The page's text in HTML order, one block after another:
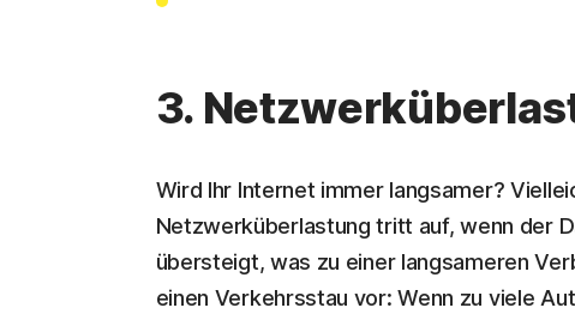
3.
Wird Ihr Internet immer langsamer?
Netzwerküberlastung tritt auf, wenn der
übersteigt, was zu einer langsameren
einen Verkehrsstau vor: Wenn zu viele